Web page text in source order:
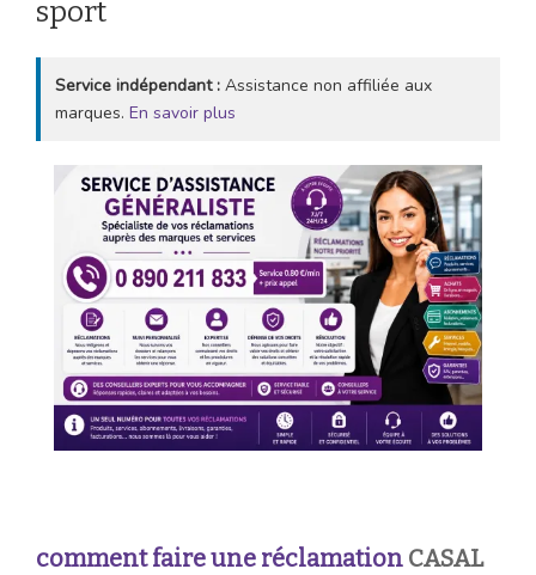
sport
Service indépendant : Assistance non affiliée aux
marques. En savoir plus
comment faire une réclamation CASAL